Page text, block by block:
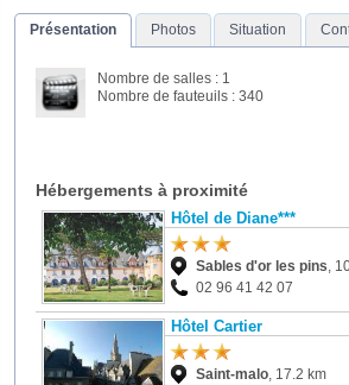
Présentation Photos Situation
Nombre de salles : 1
Nombre de fauteuils : 340
Hébergements à proximité
Hôtel de Diane***
Sables d'or les pins,
02 96 41 42 07
Hôtel Cartier
Saint-malo, 17.2 km